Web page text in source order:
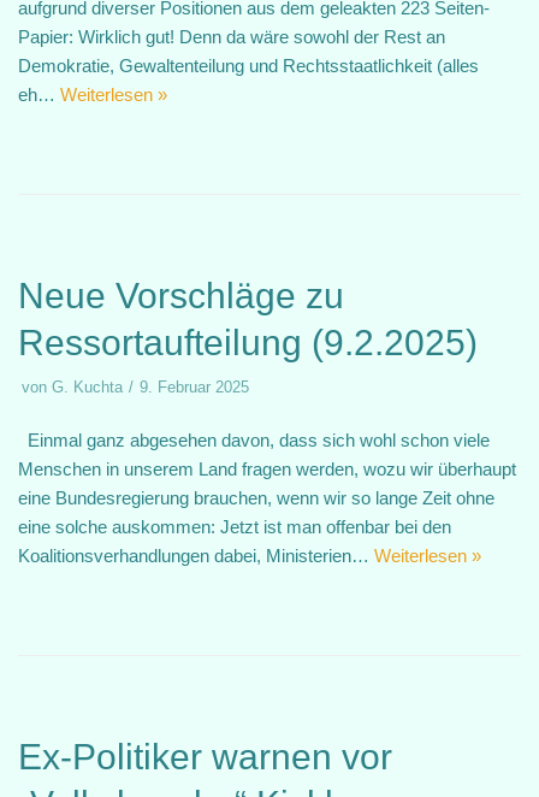
aufgrund diverser Positionen aus dem geleakten 223 Seiten-
Papier: Wirklich gut! Denn da wäre sowohl der Rest an
Demokratie, Gewaltenteilung und Rechtsstaatlichkeit (alles
eh… Weiterlesen »
Neue Vorschläge zu
Ressortaufteilung (9.2.2025)
von G. Kuchta 9. Februar 2025
Einmal ganz abgesehen davon, dass sich wohl schon viele
Menschen in unserem Land fragen werden, wozu wir überhaupt
eine Bundesregierung brauchen, wenn wir so lange Zeit ohne
eine solche auskommen: Jetzt ist man offenbar bei den
Koalitionsverhandlungen dabei, Ministerien… Weiterlesen »
Ex-Politiker warnen vor